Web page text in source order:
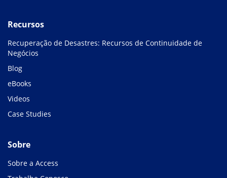
Recursos
Recuperação de Desastres: Recursos de Continuidade de
Negócios
Blog
eBooks
Videos
Case Studies
Sobre
Sobre a Access